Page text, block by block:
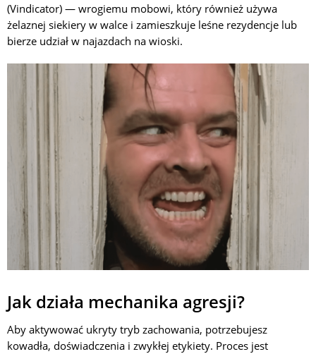
(Vindicator) — wrogiemu mobowi, który również używa
żelaznej siekiery w walce i zamieszkuje leśne rezydencje lub
bierze udział w najazdach na wioski.
Jak działa mechanika agresji?
Aby aktywować ukryty tryb zachowania, potrzebujesz
kowadła, doświadczenia i zwykłej etykiety. Proces jest